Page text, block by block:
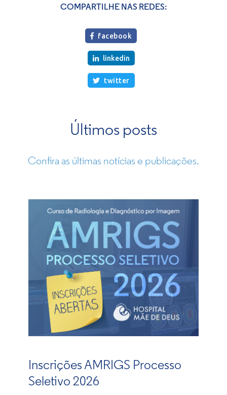
COMPARTILHE NAS REDES:
 facebook
 linkedin
 twitter
Últimos posts
Confira as últimas notícias e publicações.
Inscrições AMRIGS Processo
Seletivo 2026